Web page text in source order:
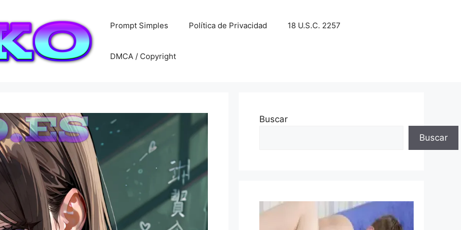
Prompt Simples Política de Privacidad 18 U.S.C. 2257
DMCA / Copyright
Buscar
Buscar